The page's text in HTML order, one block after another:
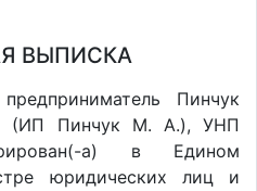
ВЫПИСКА
Пинчук
(ИП Пинчук М. А.), УНП
а) в Едином
юридических лиц и